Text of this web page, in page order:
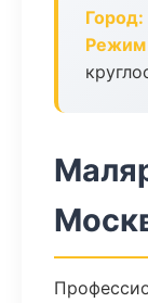
Город:
Режим